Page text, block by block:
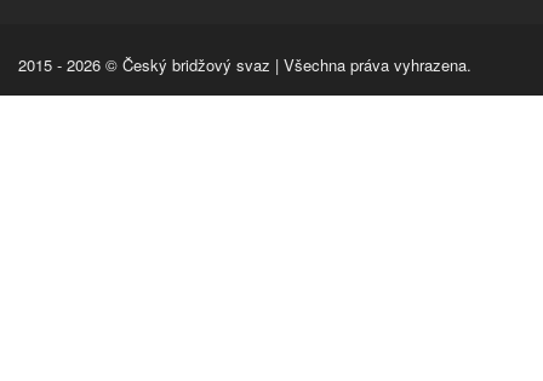
2015 - 2026 © Český bridžový svaz | Všechna práva vyhrazena.